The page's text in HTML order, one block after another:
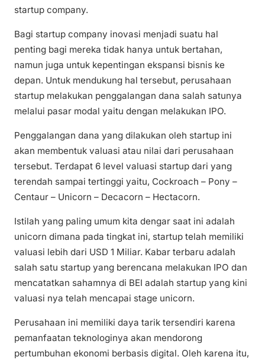
startup company.
Bagi startup company inovasi menjadi suatu hal
penting bagi mereka tidak hanya untuk bertahan,
namun juga untuk kepentingan ekspansi bisnis ke
depan. Untuk mendukung hal tersebut, perusahaan
startup melakukan penggalangan dana salah satunya
melalui pasar modal yaitu dengan melakukan IPO.
Penggalangan dana yang dilakukan oleh startup ini
akan membentuk valuasi atau nilai dari perusahaan
tersebut. Terdapat 6 level valuasi startup dari yang
terendah sampai tertinggi yaitu, Cockroach – Pony –
Centaur – Unicorn – Decacorn – Hectacorn.
Istilah yang paling umum kita dengar saat ini adalah
unicorn dimana pada tingkat ini, startup telah memiliki
valuasi lebih dari USD 1 Miliar. Kabar terbaru adalah
salah satu startup yang berencana melakukan IPO dan
mencatatkan sahamnya di BEI adalah startup yang kini
valuasi nya telah mencapai stage unicorn.
Perusahaan ini memiliki daya tarik tersendiri karena
pemanfaatan teknologinya akan mendorong
pertumbuhan ekonomi berbasis digital. Oleh karena itu,